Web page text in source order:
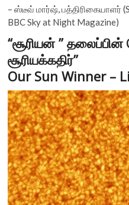
– ஸ்டீவ் மார்ஷ், பத்திரிகையாளர்
BBC Sky at Night Magazine)
“சூரியன் ”
சூரியக்கதிர்”
Our Sun Winner –